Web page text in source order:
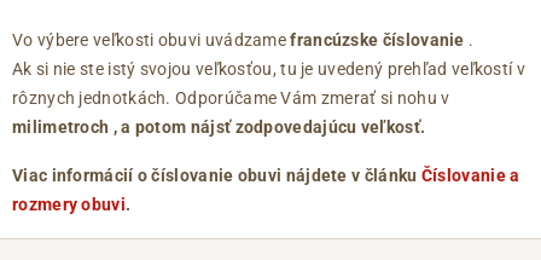
Vo výbere veľkosti obuvi uvádzamefrancúzske číslovanie .
Ak si nie ste istý svojou veľkosťou, tu je uvedený prehľad veľkostí v
rôznych jednotkách. Odporúčame Vám zmerať si nohu v
milimetroch , a potom nájsť zodpovedajúcu veľkosť.
Viac informácií o číslovanie obuvi nájdete v článku Číslovanie a
rozmery obuvi.